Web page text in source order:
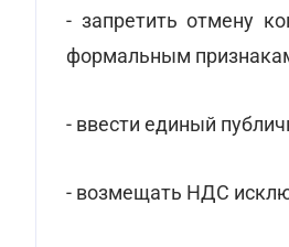
- запретить отмену
формальным
- ввести единый
- возмещать НДС